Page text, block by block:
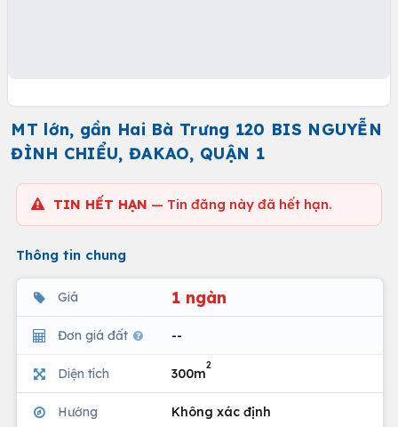
MT lớn, gần Hai Bà Trưng 120 BIS NGUYỄN
ĐÌNH CHIỂU, ĐAKAO, QUẬN 1
TIN HẾT HẠN — Tin đăng này đã hết hạn.
Thông tin chung
Giá 1 ngàn
Đơn giá đất --
Diện tích 300m
2
Hướng Không xác định